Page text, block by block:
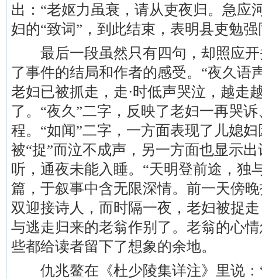
出：“老妪力虽衰，请从吏夜归。急应
妇的“致词”，到此结束，表明县吏勉
最后一段虽然只有四句，却照应开
了事件的结局和作者的感受。“夜久语
老妇已被抓走，走·时低声哭泣，越走
了。“夜久”二字，反映了老妇一再哭
程。“如闻”二字，一方面表现了儿媳
被“捉”而泣不成声，另一方面也显示
听，通夜未能入睡。“天明登前途，独
篇，于叙事中含无限深情。前一天傍
双迎接诗人，而时隔一夜，老妇被捉
与逃走归来的老翁作别了。老翁的心
些都给读者留下了想象的余地。
仇兆鳌在《杜少陵集详注》里说：